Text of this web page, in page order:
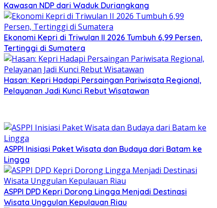
Kawasan NDP dari Waduk Duriangkang
Ekonomi Kepri di Triwulan II 2026 Tumbuh 6,99 Persen,
Tertinggi di Sumatera
Hasan: Kepri Hadapi Persaingan Pariwisata Regional,
Pelayanan Jadi Kunci Rebut Wisatawan
ASPPI Inisiasi Paket Wisata dan Budaya dari Batam ke
Lingga
ASPPI DPD Kepri Dorong Lingga Menjadi Destinasi
Wisata Unggulan Kepulauan Riau